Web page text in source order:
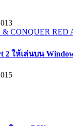
2 ให้เล่นบน